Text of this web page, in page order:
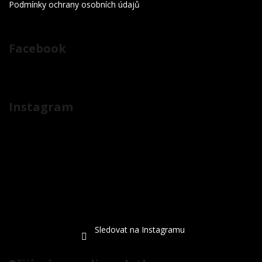
Podmínky ochrany osobních údajů
Facebook
Instagram
Sledovat na Instagramu